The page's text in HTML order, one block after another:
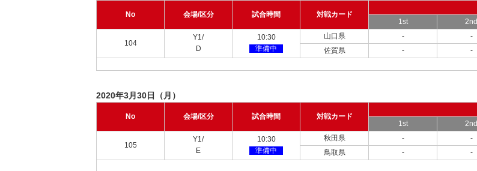
No 会場/区分 試合時間 対戦カード
1st
2nd
104
Y1/
D
10:30
準備中
山口県 - -
佐賀県
- -
2020年3月30日（月）
No 会場/区分 試合時間 対戦カード
1st
2nd
105
Y1/
E
10:30
準備中
秋田県 - -
鳥取県
- -